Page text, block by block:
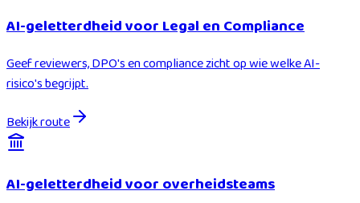
AI-geletterdheid voor Legal en Compliance
Geef reviewers, DPO's en compliance zicht op wie welke AI-
risico's begrijpt.
Bekijk route
AI-geletterdheid voor overheidsteams